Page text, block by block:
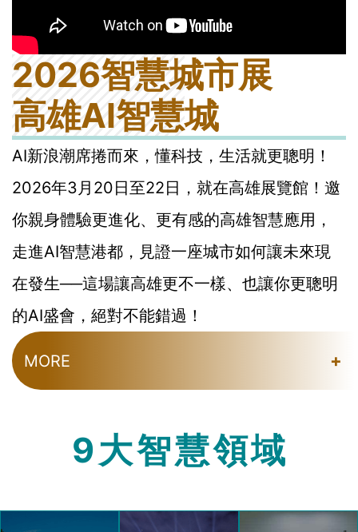
2026智慧城市展
高雄AI智慧城
AI新浪潮席捲而來，懂科技，生活就更聰明！
2026年3月20日至22日，就在高雄展覽館！邀
你親身體驗更進化、更有感的高雄智慧應用，
走進AI智慧港都，見證一座城市如何讓未來現
在發生──這場讓高雄更不一樣、也讓你更聰明
的AI盛會，絕對不能錯過！
MORE +
9大智慧領域